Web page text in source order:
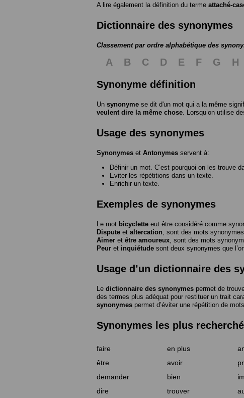
A lire également la définition du terme attaché-
Dictionnaire des synonymes
Classement par ordre alphabétique des
A B C D E F G H
Synonyme définition
Un synonyme se dit d'un mot qui a la même
veulent dire la même chose . Lorsqu’on utilise
Usage des synonymes
Synonymes et Antonymes servent à:
Définir un mot. C’est pourquoi on les trouve
Eviter les répétitions dans un texte.
Enrichir un texte.
Exemples de synonymes
Le mot bicyclette eut être considéré comme
Dispute et altercation , sont des mots synonymes.
Aimer et être amoureux , sont des mots
Peur et inquiétude sont deux synonymes que
Usage d’un dictionnaire des
Le dictionnaire des synonymes permet de
des termes plus adéquat pour restituer un trait
synonymes permet d’éviter une répétition de
Synonymes les plus
faire en plus
être
avoir
demander
bien
dire
trouver